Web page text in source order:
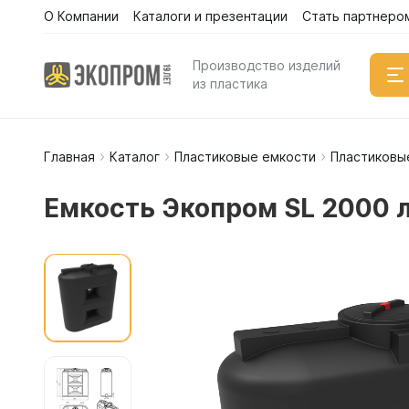
О Компании Каталоги и презентации Стать
Производство изделий
из пластика
Емкости
Емкости
Емкости
Емкости
Главная Каталог Пластиковые емкости
Емкость Экопром SL 2000